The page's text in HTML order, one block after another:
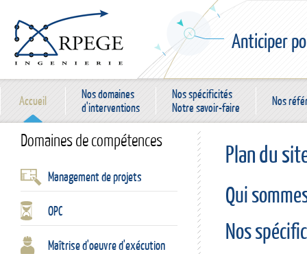
Anticiper
Accueil
Nos domaines
d'interventions
Nos spécificités
Notre savoir-faire
Nos
Plan du
Qui
Nos
Domaines de compétences
Management de projets
OPC
Maîtrise d'oeuvre d'exécution